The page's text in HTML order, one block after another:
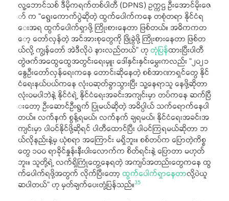
လူ့ဘောင်သစ် ဒီမိုကရက်တစ်ပါတီ (DPNS) ဥက္ကဌ ဦးအောင်မိုးဇေ
ာ် က “ရွေးကောက်ပွဲဆိုတဲ့ ထွက်ပေါက်ကနေ တစုံတရာ နိုင်ငံရ
ေးအရ ထွက်ပေါက်ရှာဖို့ ကြိုးစားနေတာ ဖြစ်တယ်။ အဓိကကတ
ော့ တော်လှန်တဲ့ အင်အားစုတွေကို ဖြိုခွဲဖို့ ကြိုးစားနေတာ ဖြစ်တ
ယ်လို့ ကျွန်တော် အဲဒီလိုပဲ နားလည်တယ်” ဟုတုံပြန်ထားပြီးပါတီ
တွဲဖက်အထွေထွေအတွင်းရေးမှူး ဒေါ်နှင်းနှင်းမွှေးကလည်း “၂၀၂၁
နွေဦးတော်လှန်ရေးကနေ တောင်းဆိုနေတဲ့ စစ်အာဏာရှင်တွေ နိုင်
ငံရေးနယ်ပယ်ကနေ လုံးဝဆုတ်ခွာသွားပြီး သူ့နေရာသူ နေဖို့ဆိုတာ
လုံးဝမပါဘဲနဲ့ နိုင်ငံရဲ့ နိုင်ငံရေးအခင်းအကျင်းမှာ တပ်ကနေ ဆက်ပြီ
းတော့ ဦးဆောင်ဦးရွက် ပြုမယ်ဆိုတဲ့ အဓိပ္ပါယ် သက်ရောက်နေပါ
တယ်။ လက်နက် စွန့်ရမယ်၊ လက်နက် ချရမယ်၊ နိုင်ငံရေးအခင်းအ
ကျင်းမှာ ပါဝင်နိုင်ဖို့ဆိုရင် ပါတီထောင်ပြီး ပါဝင်ကြရမယ်ဆိုတာ ဘ
ယ်လိုနည်းနဲ့မှ ယုံစရာ အကြောင်း မရှိဘူး။ စစ်တပ်က ပြောတဲ့ကိစ္စ
တွေ ၁၀၀ ရာခိုင်နှုန်းနီးပါးလောက်က စိတ်ရင်းနဲ့ ပြောတာ မဟုတ်
ဘူး။ သူတို့ရဲ့ လက်ရှိကြုံတွေ့နေရတဲ့ အကျပ်အတည်းတွေကနေ ထွ
က်ပေါက်ရဖို့အတွက် လိုက်ပြီးတော့ ထွက်ပေါက်ရှာနေတာလို့ပဲယူ
ဆပါတယ်” ဟု မှတ်ချက်ပေးတုံ့ပြန်သည်။35